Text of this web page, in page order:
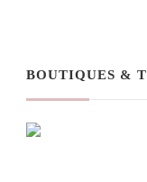
BOUTIQUES &